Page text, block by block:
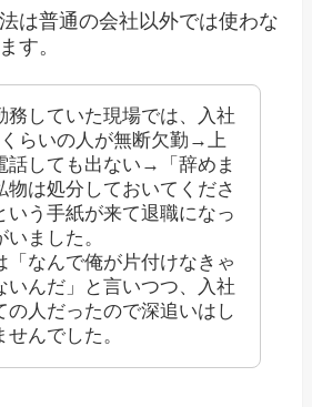
は普通の会社以外では使わな
す。
務していた現場では、入社
らいの人が無断欠勤→上
話しても出ない→「辞めま
物は処分しておいてくださ
いう手紙が来て退職になっ
いました。
「なんで俺が片付けなきゃ
いんだ」と言いつつ、入社
の人だったので深追いはし
せんでした。